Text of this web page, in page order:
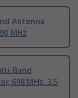
Antenna
MHz
Band
698 MHz, 3.5